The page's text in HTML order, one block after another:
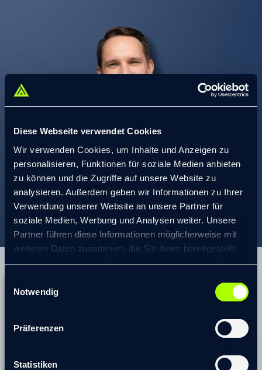
Diese Webseite verwendet Cookies
Wir verwenden Cookies, um Inhalte und Anzeigen zu
personalisieren, Funktionen für soziale Medien anbieten
zu können und die Zugriffe auf unsere Website zu
analysieren. Außerdem geben wir Informationen zu Ihrer
Verwendung unserer Website an unsere Partner für
soziale Medien, Werbung und Analysen weiter. Unsere
Partner führen diese Informationen möglicherweise mit
weiteren Daten zusammen, die Sie ihnen bereitgestellt
haben oder die sie im Rahmen Ihrer Nutzung der Dienste
© 2026 transformis Consulting SE
Notwendig
Präferenzen
Statistiken
Projekterfahrung
Nachhaltigkeitsteams in einem